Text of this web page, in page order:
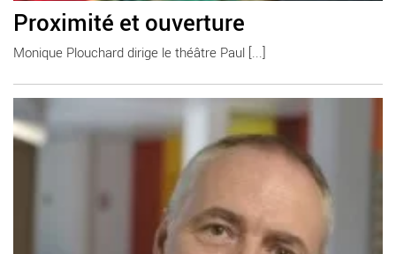
Proximité et ouverture
Monique Plouchard dirige le théâtre Paul [...]
En savoir plus